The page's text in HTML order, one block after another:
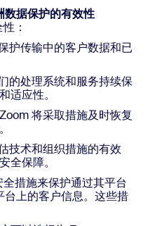
数据保护的有效性
：
护传输中的客户数据和已
的处理系统和服务持续保
适应性。
将采取措施及时恢复
技术和组织措施的有效
全保障。
措施来保护通过其平台
上的客户信息。这些措